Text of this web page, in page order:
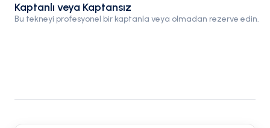
Kaptanlı veya Kaptansız
Bu tekneyi profesyonel bir kaptanla veya olmadan rezerve edin.